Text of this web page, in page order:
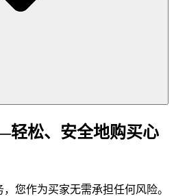
松、安全地购买心
您作为买家无需承担任何风险。